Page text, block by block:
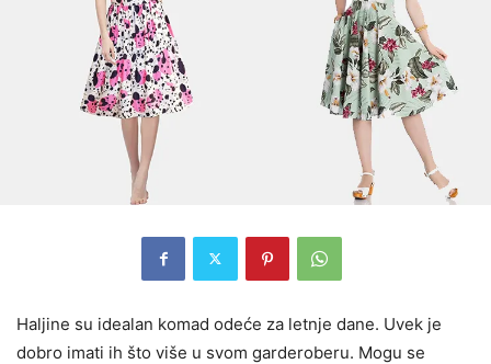
Haljine su idealan komad odeće za letnje dane. Uvek je
dobro imati ih što više u svom garderoberu. Mogu se